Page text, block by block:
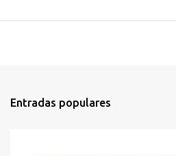
Entradas populares